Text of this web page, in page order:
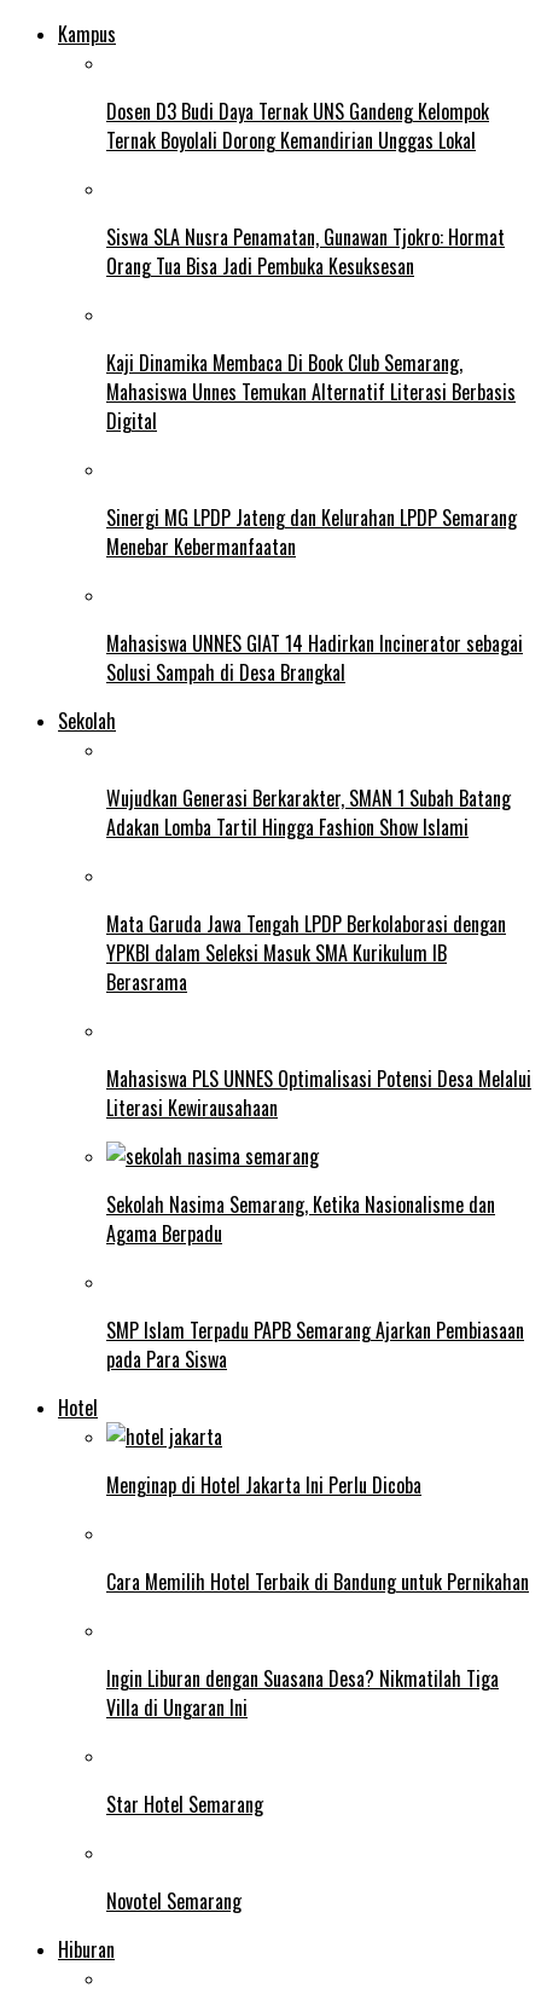
Kampus
Dosen D3 Budi Daya Ternak UNS Gandeng Kelompok
Ternak Boyolali Dorong Kemandirian Unggas Lokal
Siswa SLA Nusra Penamatan, Gunawan Tjokro: Hormat
Orang Tua Bisa Jadi Pembuka Kesuksesan
Kaji Dinamika Membaca Di Book Club Semarang,
Mahasiswa Unnes Temukan Alternatif Literasi Berbasis
Digital
Sinergi MG LPDP Jateng dan Kelurahan LPDP Semarang
Menebar Kebermanfaatan
Mahasiswa UNNES GIAT 14 Hadirkan Incinerator sebagai
Solusi Sampah di Desa Brangkal
Sekolah
Wujudkan Generasi Berkarakter, SMAN 1 Subah Batang
Adakan Lomba Tartil Hingga Fashion Show Islami
Mata Garuda Jawa Tengah LPDP Berkolaborasi dengan
YPKBI dalam Seleksi Masuk SMA Kurikulum IB
Berasrama
Mahasiswa PLS UNNES Optimalisasi Potensi Desa Melalui
Literasi Kewirausahaan
Sekolah Nasima Semarang, Ketika Nasionalisme dan
Agama Berpadu
SMP Islam Terpadu PAPB Semarang Ajarkan Pembiasaan
pada Para Siswa
Hotel
Menginap di Hotel Jakarta Ini Perlu Dicoba
Cara Memilih Hotel Terbaik di Bandung untuk Pernikahan
Ingin Liburan dengan Suasana Desa? Nikmatilah Tiga
Villa di Ungaran Ini
Star Hotel Semarang
Novotel Semarang
Hiburan